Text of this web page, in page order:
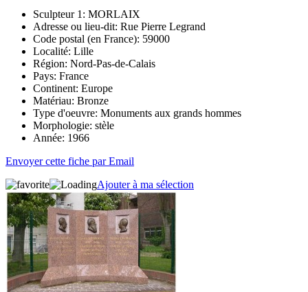
Sculpteur 1: MORLAIX
Adresse ou lieu-dit: Rue Pierre Legrand
Code postal (en France): 59000
Localité: Lille
Région: Nord-Pas-de-Calais
Pays: France
Continent: Europe
Matériau: Bronze
Type d'oeuvre: Monuments aux grands hommes
Morphologie: stèle
Année: 1966
Envoyer cette fiche par Email
Ajouter à ma sélection